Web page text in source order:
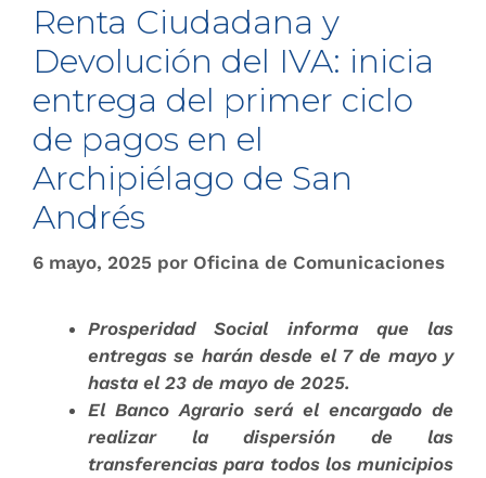
Renta Ciudadana y
Devolución del IVA: inicia
entrega del primer ciclo
de pagos en el
Archipiélago de San
Andrés
6 mayo, 2025 por Oficina de Comunicaciones
Prosperidad Social informa que las
entregas se harán desde el 7 de mayo y
hasta el 23 de mayo de 2025.
El Banco Agrario será el encargado de
realizar la dispersión de las
transferencias para todos los municipios